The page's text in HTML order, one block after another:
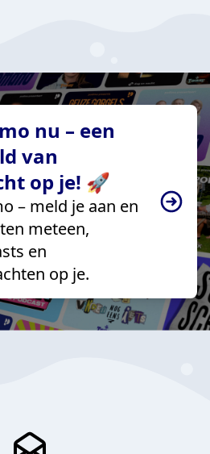
nu – een
van
op je! 🚀
– meld je aan en
meteen,
en
op je.